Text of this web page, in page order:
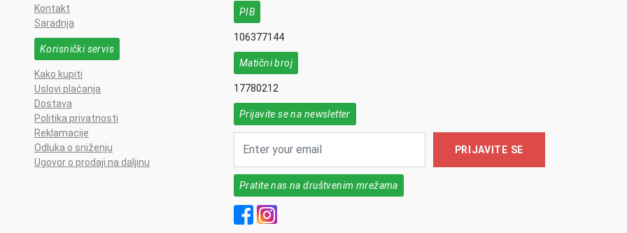
Kontakt
Saradnja
Korisnički servis
Kako kupiti
Uslovi plaćanja
Dostava
Politika privatnosti
Reklamacije
Odluka o sniženju
Ugovor o prodaji na daljinu
PIB
106377144
Matični broj
17780212
Prijavite se na newsletter
PRIJAVITE SE
Pratite nas na društvenim mrežama